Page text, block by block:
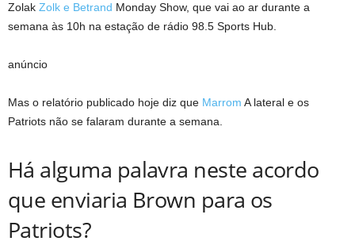
Zolak Zolk e Betrand Monday Show, que vai ao ar durante a
semana às 10h na estação de rádio 98.5 Sports Hub.
anúncio
Mas o relatório publicado hoje diz que Marrom A lateral e os
Patriots não se falaram durante a semana.
Há alguma palavra neste acordo
que enviaria Brown para os
Patriots?